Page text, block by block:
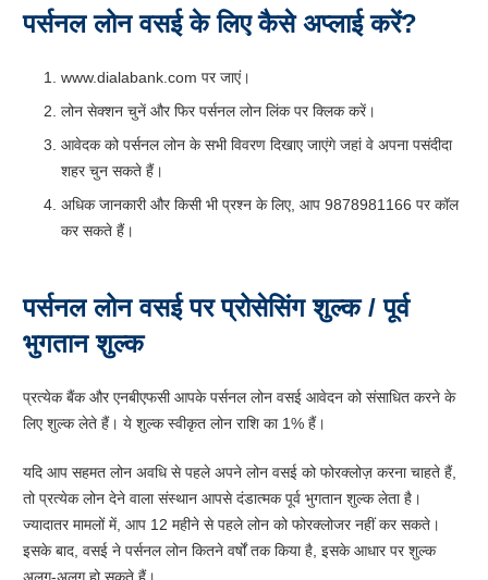
पर्सनल लोन वसई के लिए कैसे अप्लाई करें?
www.dialabank.com पर जाएं।
लोन सेक्शन चुनें और फिर पर्सनल लोन लिंक पर क्लिक करें।
आवेदक को पर्सनल लोन के सभी विवरण दिखाए जाएंगे जहां वे अपना पसंदीदा
शहर चुन सकते हैं।
अधिक जानकारी और किसी भी प्रश्न के लिए, आप 9878981166 पर कॉल
कर सकते हैं।
पर्सनल लोन वसई पर प्रोसेसिंग शुल्क / पूर्व
भुगतान शुल्क
प्रत्येक बैंक और एनबीएफसी आपके पर्सनल लोन वसई आवेदन को संसाधित करने के
लिए शुल्क लेते हैं। ये शुल्क स्वीकृत लोन राशि का 1% हैं।
यदि आप सहमत लोन अवधि से पहले अपने लोन वसई को फोरक्लोज़ करना चाहते हैं,
तो प्रत्येक लोन देने वाला संस्थान आपसे दंडात्मक पूर्व भुगतान शुल्क लेता है।
ज्यादातर मामलों में, आप 12 महीने से पहले लोन को फोरक्लोजर नहीं कर सकते।
इसके बाद, वसई ने पर्सनल लोन कितने वर्षों तक किया है, इसके आधार पर शुल्क
अलग-अलग हो सकते हैं।